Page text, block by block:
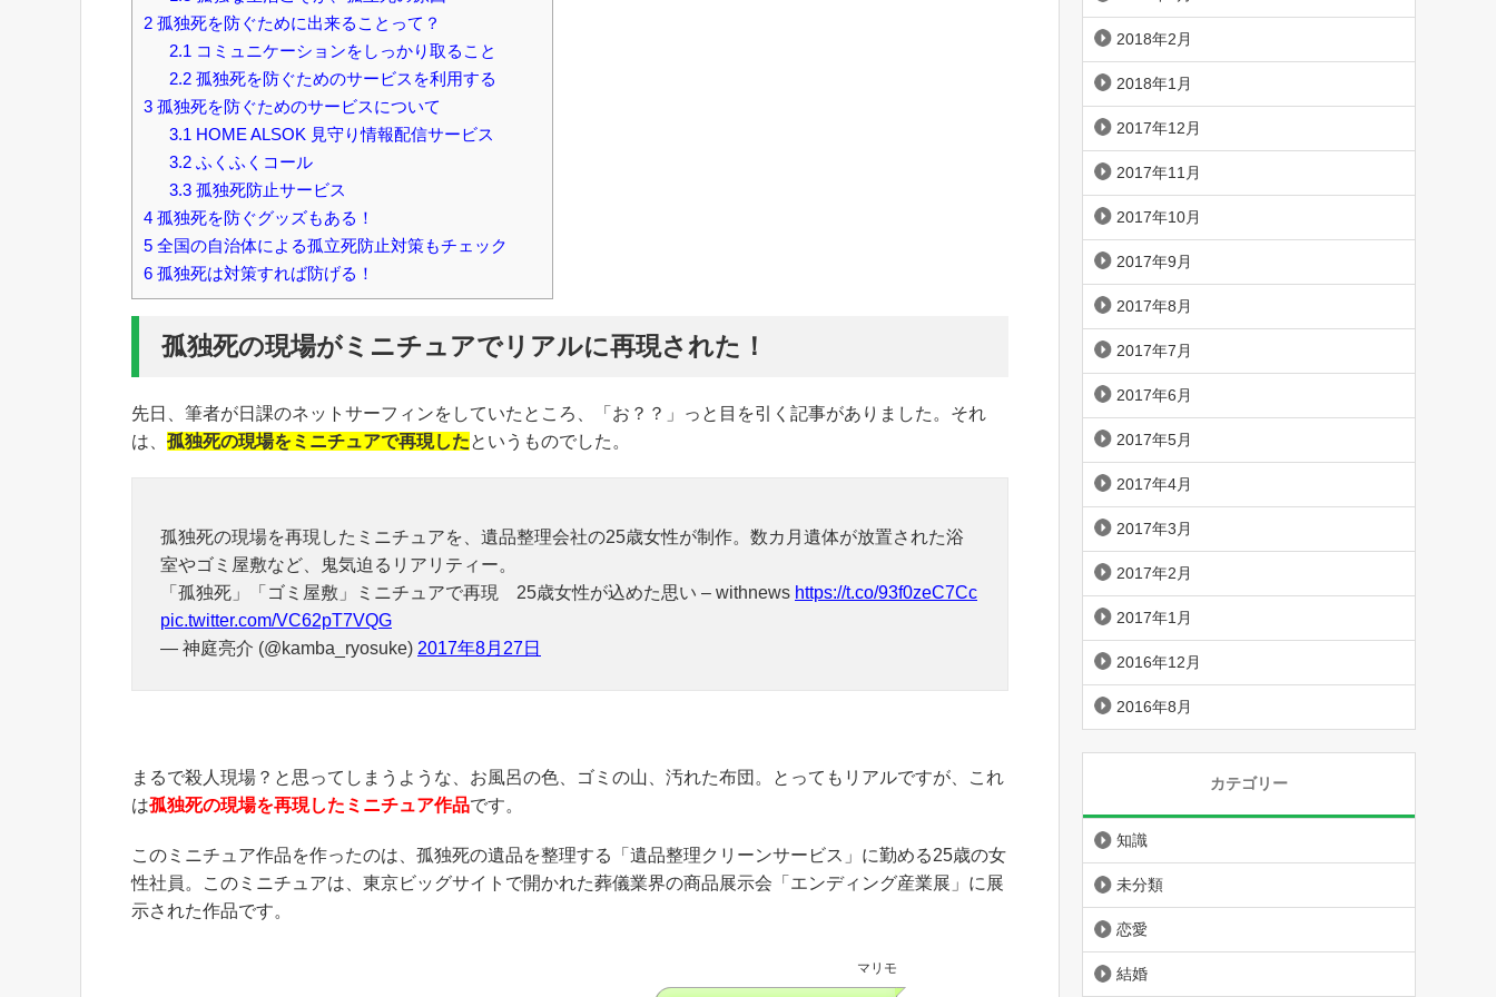
2 孤独死を防ぐために出来ることって？
2.1 コミュニケーションをしっかり取ること
2.2孤独死を防ぐためのサービスを利用する
3 孤独死を防ぐためのサービスについて
3.1 HOME ALSOK 見守り情報配信サービス
3.2ふくふくコール
3.3孤独死防止サービス
4 孤独死を防ぐグッズもある！
5 全国の自治体による孤立死防止対策もチェック
6 孤独死は対策すれば防げる！
孤独死の現場がミニチュアでリアルに再現された！
先日、筆者が日課のネットサーフィンをしていたところ、「お？？」っと目を引く記事がありました。それ
は、 孤独死の現場をミニチュアで再現したというものでした。
孤独死の現場を再現したミニチュアを、遺品整理会社の25歳女性が制作。数カ月遺体が放置された浴
室やゴミ屋敷など、鬼気迫るリアリティー。
「孤独死」「ゴミ屋敷」ミニチュアで再現 25歳女性が込めた思い – withnews https://t.co/93f0zeC7Cc
pic.twitter.com/VC62pT7VQG
— 神庭亮介 (@kamba_ryosuke) 2017年8月27日
まるで殺人現場？と思ってしまうような、お風呂の色、ゴミの山、汚れた布団。とってもリアルですが、これ
は孤独死の現場を再現したミニチュア作品です。
このミニチュア作品を作ったのは、孤独死の遺品を整理する「遺品整理クリーンサービス」に勤める25歳の女
性社員。このミニチュアは、東京ビッグサイトで開かれた葬儀業界の商品展示会「エンディング産業展」に展
示された作品です。
マリモ
2018年2月
2018年1月
2017年12月
2017年11月
2017年10月
2017年9月
2017年8月
2017年7月
2017年6月
2017年5月
2017年4月
2017年3月
2017年2月
2017年1月
2016年12月
2016年8月
カテゴリー
知識
未分類
恋愛
結婚